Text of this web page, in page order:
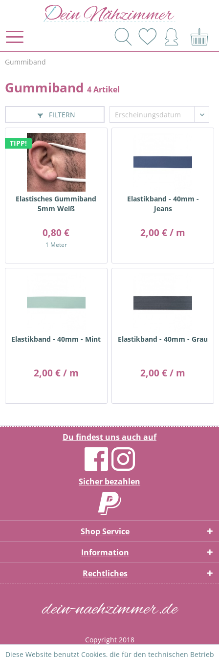
Gummiband
Gummiband 4 Artikel
FILTERN
TIPP!
Elastisches Gummiband
5mm Weiß
0,80 €
1 Meter
Elastikband - 40mm -
Jeans
2,00 € / m
Elastikband - 40mm - Mint
2,00 € / m
Elastikband - 40mm - Grau
2,00 € / m
Du findest uns auch auf
Sicher bezahlen
Shop Service
Information
Rechtliches
dein-naehzimmer.de
Copyright 2018
Diese Website benutzt Cookies, die für den technischen Betrieb